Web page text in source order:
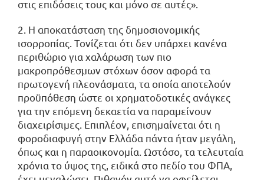
στις επιδόσεις τους και μόνο σε αυτές».
2. Η αποκατάσταση της δημοσιονομικής
ισορροπίας. Τονίζεται ότι δεν υπάρχει κανένα
περιθώριο για χαλάρωση των πιο
μακροπρόθεσμων στόχων όσον αφορά τα
πρωτογενή πλεονάσματα, τα οποία αποτελούν
προϋπόθεση ώστε οι χρηματοδοτικές ανάγκες
για την επόμενη δεκαετία να παραμείνουν
διαχειρίσιμες. Επιπλέον, επισημαίνεται ότι η
φοροδιαφυγή στην Ελλάδα πάντα ήταν μεγάλη,
όπως και η παραοικονομία. Ωστόσο, τα τελευταία
χρόνια το ύψος της, ειδικά στο πεδίο του ΦΠΑ,